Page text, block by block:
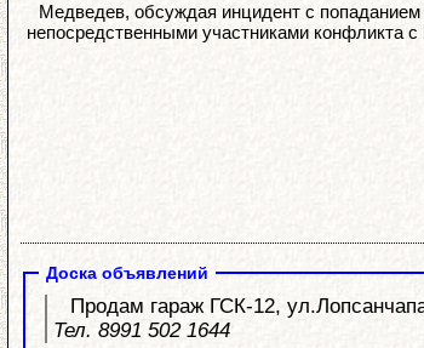
Медведев, обсуждая инцидент с
непосредственными участниками
Доска объявлений
Продам гараж ГСК-12,
Тел. 8991 502 1644